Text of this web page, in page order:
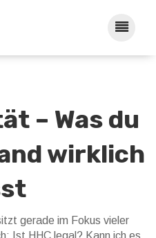
– Was du
wirklich
gerade im Fokus vieler
Ist HHC legal? Kann ich es